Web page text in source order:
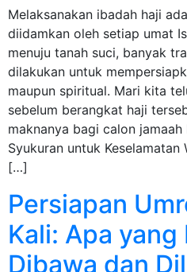
Melaksanakan ibadah haji
diidamkan oleh setiap umat
menuju tanah suci, banyak
dilakukan untuk
maupun spiritual. Mari kita
sebelum berangkat haji
maknanya bagi calon jamaah
Syukuran untuk Keselamatan
[…]
Persiapan
Kali: Apa yang
Dibawa dan